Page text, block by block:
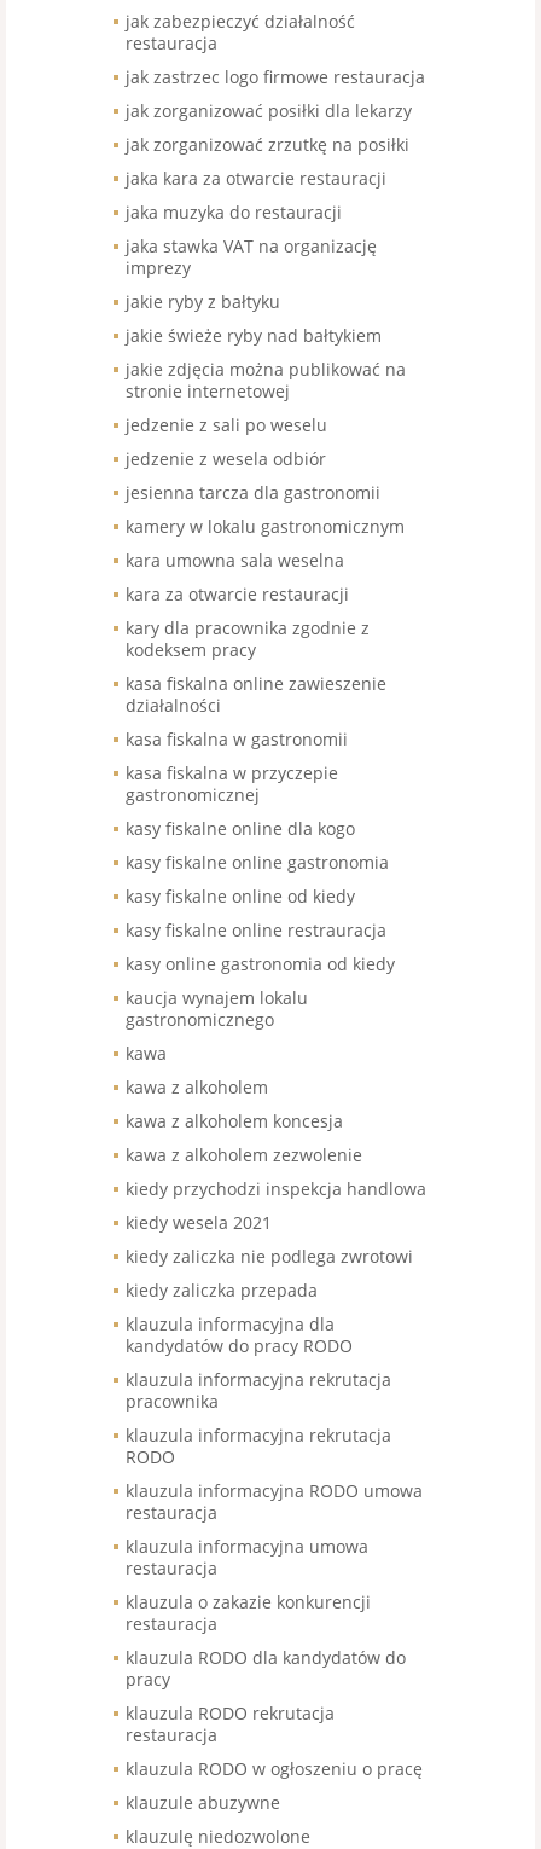
jak zabezpieczyć działalność
restauracja
jak zastrzec logo firmowe restauracja
jak zorganizować posiłki dla lekarzy
jak zorganizować zrzutkę na posiłki
jaka kara za otwarcie restauracji
jaka muzyka do restauracji
jaka stawka VAT na organizację
imprezy
jakie ryby z bałtyku
jakie świeże ryby nad bałtykiem
jakie zdjęcia można publikować na
stronie internetowej
jedzenie z sali po weselu
jedzenie z wesela odbiór
jesienna tarcza dla gastronomii
kamery w lokalu gastronomicznym
kara umowna sala weselna
kara za otwarcie restauracji
kary dla pracownika zgodnie z
kodeksem pracy
kasa fiskalna online zawieszenie
działalności
kasa fiskalna w gastronomii
kasa fiskalna w przyczepie
gastronomicznej
kasy fiskalne online dla kogo
kasy fiskalne online gastronomia
kasy fiskalne online od kiedy
kasy fiskalne online restrauracja
kasy online gastronomia od kiedy
kaucja wynajem lokalu
gastronomicznego
kawa
kawa z alkoholem
kawa z alkoholem koncesja
kawa z alkoholem zezwolenie
kiedy przychodzi inspekcja handlowa
kiedy wesela 2021
kiedy zaliczka nie podlega zwrotowi
kiedy zaliczka przepada
klauzula informacyjna dla
kandydatów do pracy RODO
klauzula informacyjna rekrutacja
pracownika
klauzula informacyjna rekrutacja
RODO
klauzula informacyjna RODO umowa
restauracja
klauzula informacyjna umowa
restauracja
klauzula o zakazie konkurencji
restauracja
klauzula RODO dla kandydatów do
pracy
klauzula RODO rekrutacja
restauracja
klauzula RODO w ogłoszeniu o pracę
klauzule abuzywne
klauzulę niedozwolone